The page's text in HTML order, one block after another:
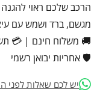
מגשם, ברד ושמש עם
🚚 משלוח חינם |
💳
🛡️ אחריות יבואן רשמי
יש לכם שאלות לפני